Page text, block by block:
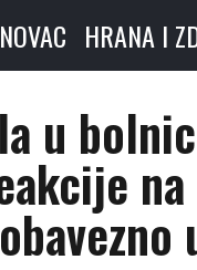
HRANA I
u
na